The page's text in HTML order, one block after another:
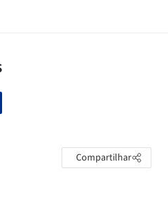
Compartilhar